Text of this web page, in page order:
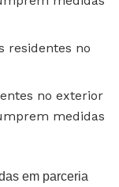
residentes no
no exterior
medidas
em parceria